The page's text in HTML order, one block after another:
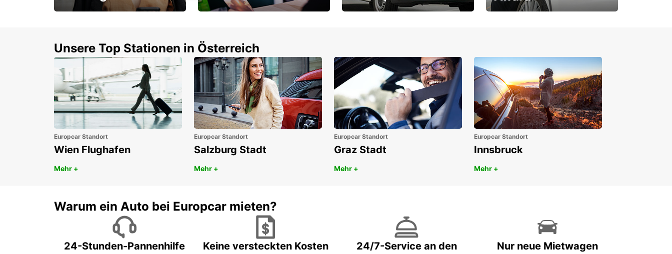
Unsere Top Stationen in Österreich
Europcar Standort
Wien Flughafen
Mehr +
Europcar Standort
Salzburg Stadt
Mehr +
Europcar Standort
Graz Stadt
Mehr +
Europcar Standort
Innsbruck
Mehr +
Warum ein Auto bei Europcar mieten?
24-Stunden-Pannenhilfe Keine versteckten Kosten
24/7-Service an den
Nur neue Mietwagen